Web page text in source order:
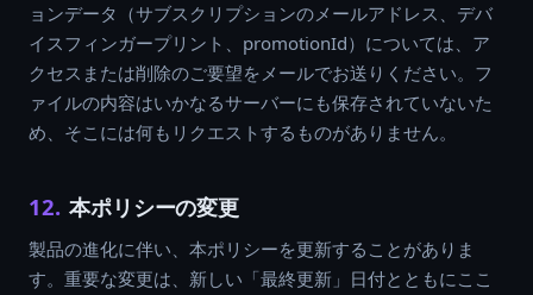
ョンデータ（サブスクリプションのメールアドレス、デバ
イスフィンガープリント、promotionId）については、ア
クセスまたは削除のご要望をメールでお送りください。フ
ァイルの内容はいかなるサーバーにも保存されていないた
め、そこには何もリクエストするものがありません。
12. 本ポリシーの変更
製品の進化に伴い、本ポリシーを更新することがありま
す。重要な変更は、新しい「最終更新」日付とともにここ